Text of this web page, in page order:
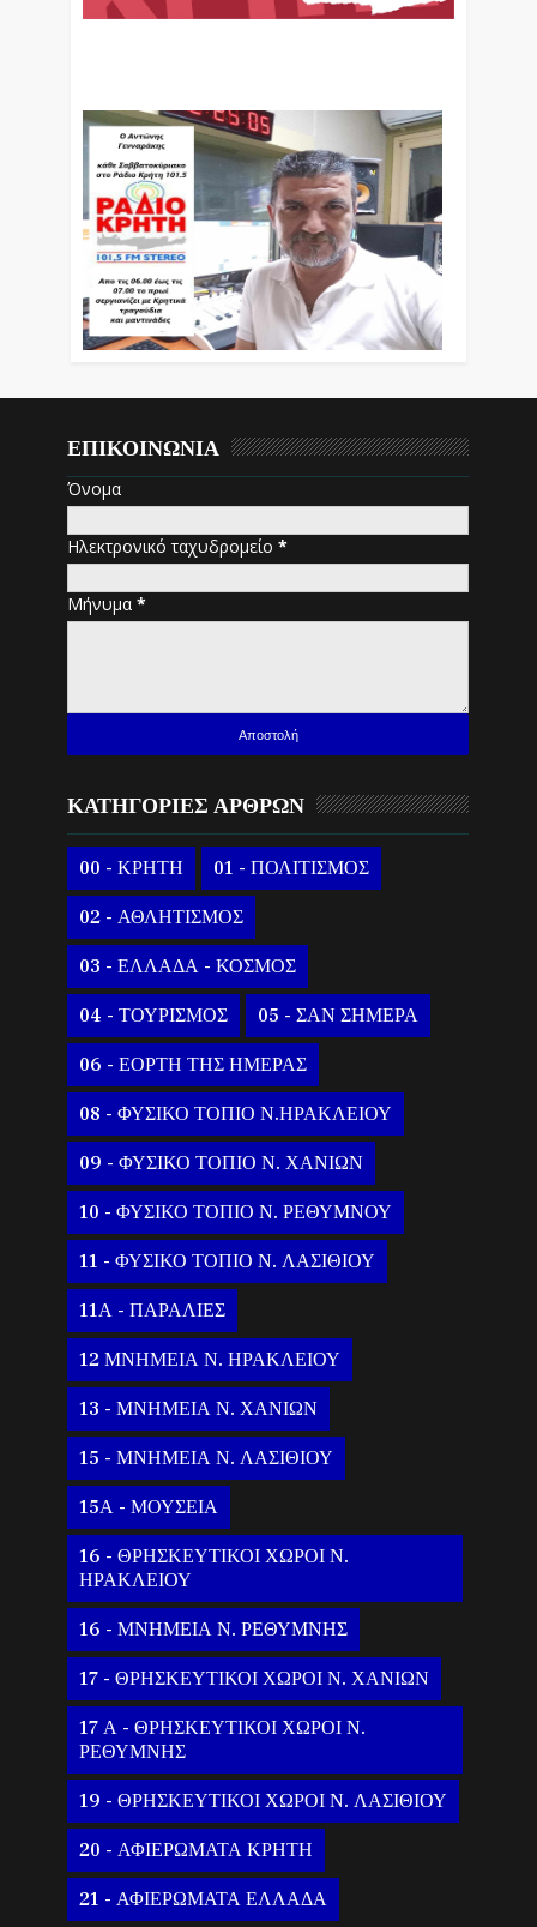
ΕΠΙΚΟΙΝΩΝΙΑ
Όνομα
Ηλεκτρονικό ταχυδρομείο*
Μήνυμα*
ΚΑΤΗΓΟΡΙΕΣ ΑΡΘΡΩΝ
00 - ΚΡΗΤΗ 01 - ΠΟΛΙΤΙΣΜΟΣ
02 - ΑΘΛΗΤΙΣΜΟΣ
03 - ΕΛΛΑΔΑ - ΚΟΣΜΟΣ
04 - ΤΟΥΡΙΣΜΟΣ 05 - ΣΑΝ ΣΗΜΕΡΑ
06 - ΕΟΡΤΗ ΤΗΣ ΗΜΕΡΑΣ
08 - ΦΥΣΙΚΟ ΤΟΠΙΟ Ν.ΗΡΑΚΛΕΙΟΥ
09 - ΦΥΣΙΚΟ ΤΟΠΙΟ Ν. ΧΑΝΙΩΝ
10 - ΦΥΣΙΚΟ ΤΟΠΙΟ Ν. ΡΕΘΥΜΝΟΥ
11 - ΦΥΣΙΚΟ ΤΟΠΙΟ Ν. ΛΑΣΙΘΙΟΥ
11Α - ΠΑΡΑΛΙΕΣ
12 ΜΝΗΜΕΙΑ Ν. ΗΡΑΚΛΕΙΟΥ
13 - ΜΝΗΜΕΙΑ Ν. ΧΑΝΙΩΝ
15 - ΜΝΗΜΕΙΑ Ν. ΛΑΣΙΘΙΟΥ
15Α - ΜΟΥΣΕΙΑ
16 - ΘΡΗΣΚΕΥΤΙΚΟΙ ΧΩΡΟΙ Ν.
ΗΡΑΚΛΕΙΟΥ
16 - ΜΝΗΜΕΙΑ Ν. ΡΕΘΥΜΝΗΣ
17 - ΘΡΗΣΚΕΥΤΙΚΟΙ ΧΩΡΟΙ Ν. ΧΑΝΙΩΝ
17 Α - ΘΡΗΣΚΕΥΤΙΚΟΙ ΧΩΡΟΙ Ν.
ΡΕΘΥΜΝΗΣ
19 - ΘΡΗΣΚΕΥΤΙΚΟΙ ΧΩΡΟΙ Ν. ΛΑΣΙΘΙΟΥ
20 - ΑΦΙΕΡΩΜΑΤΑ ΚΡΗΤΗ
21 - ΑΦΙΕΡΩΜΑΤΑ ΕΛΛΑΔΑ